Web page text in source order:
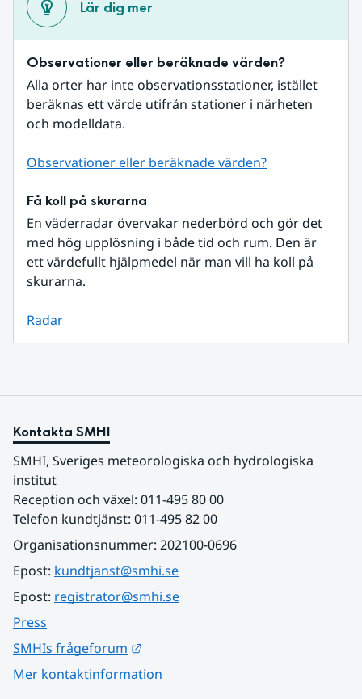
Lär dig mer
Observationer eller beräknade värden?
Alla orter har inte observationsstationer, istället
beräknas ett värde utifrån stationer i närheten
och modelldata.
Observationer eller beräknade värden?
Få koll på skurarna
En väderradar övervakar nederbörd och gör det
med hög upplösning i både tid och rum. Den är
ett värdefullt hjälpmedel när man vill ha koll på
skurarna.
Radar
Kontakta SMHI
SMHI, Sveriges meteorologiska och hydrologiska
institut
Reception och växel: 011-495 80 00
Telefon kundtjänst: 011-495 82 00
Organisationsnummer: 202100-0696
Epost: kundtjanst@smhi.se
Epost: registrator@smhi.se
Press
SMHIs frågeforum
Mer kontaktinformation